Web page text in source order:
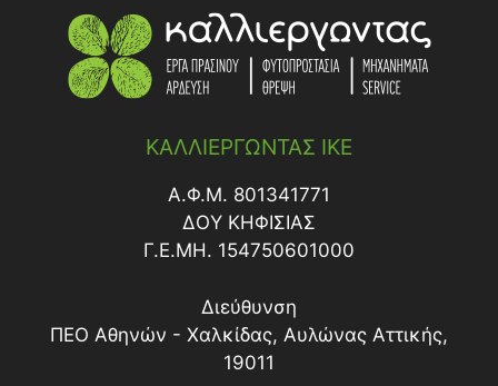
ΚΑΛΛΙΕΡΓΩΝΤΑΣ ΙΚΕ
Α.Φ.Μ. 801341771
ΔΟY ΚΗΦΙΣΙΑΣ
Γ.Ε.ΜΗ. 154750601000
Διεύθυνση
ΠΕΟ Αθηνών - Χαλκίδας, Αυλώνας Αττικής,
19011